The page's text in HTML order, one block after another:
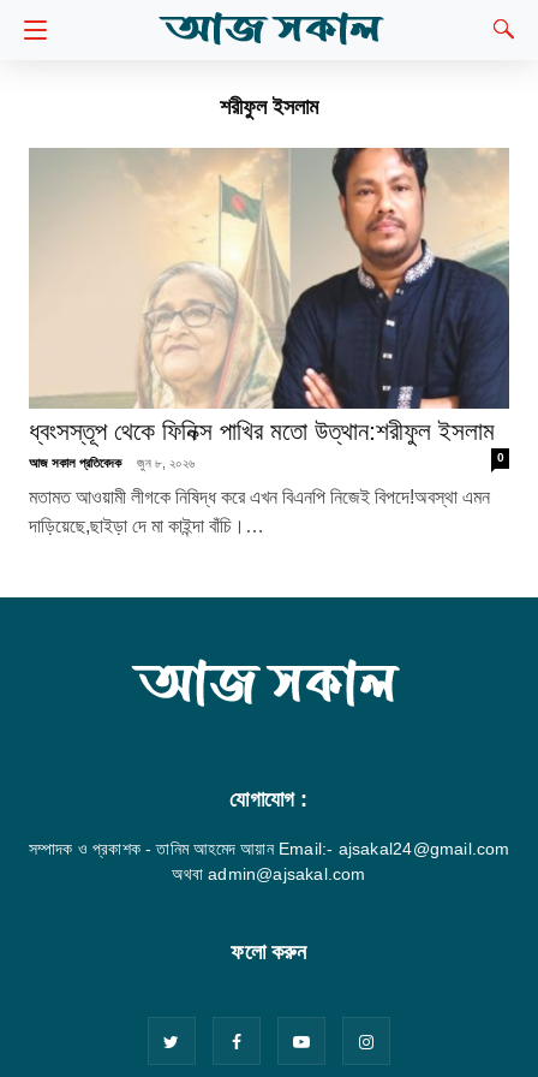
শরীফুল ইসলাম
ধ্বংসস্তূপ থেকে ফিনিক্স পাখির মতো উত্থান:শরীফুল ইসলাম
আজ সকাল প্রতিবেদক জুন ৮, ২০২৬ 0
মতামত আওয়ামী লীগকে নিষিদ্ধ করে এখন বিএনপি নিজেই বিপদে!অবস্থা এমন
দাড়িয়েছে,ছাইড়া দে মা কাইন্দা বাঁচি।…
যোগাযোগ :
সম্পাদক ও প্রকাশক - তানিম আহমেদ আয়ান Email:- ajsakal24@gmail.com
অথবা admin@ajsakal.com
ফলো করুন